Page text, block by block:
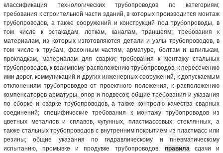
классификация технологических трубопроводов по категориям;
требования к строительной части зданий, в которых производится монтаж
трубопроводов, а также сооружений и конструкций под трубопроводы, в
том числе к эстакадам, лоткам, каналам, траншеям; требования к
материалам, из которых изготовляются детали и узлы трубопроводов, в
том числе к трубам, фасонным частям, арматуре, болтам и шпилькам,
прокладкам, материалам для сварки; требования к монтажу стальных
трубопроводов, к взаимному расположению трубопроводов, к пересечению
ими дорог, коммуникаций и других инженерных сооружений, к допускаемым
отклонениям трубопроводов от проектного положения, к расположению
компенсаторов арматуры, опор и подвесок; общие требования и указания
по сборке и сварке трубопроводов, а также контролю качества сварных
соединений; специфические требования к монтажу трубопроводов из
цветных металлов и сплавов, чугунных, пластмассовых, стеклянных, а
также стальных трубопроводов с внутренним покрытием из пластмасс или
резины; общие указания по гидравлическому и пневматическому
испытанию, промывке и продувке трубопроводов; правила сдачи и